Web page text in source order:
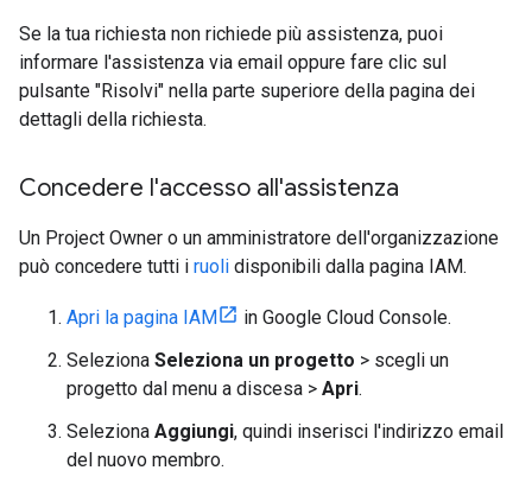
Se la tua richiesta non richiede più assistenza, puoi
informare l'assistenza via email oppure fare clic sul
pulsante "Risolvi" nella parte superiore della pagina dei
dettagli della richiesta.
Concedere l'accesso all'assistenza
Un Project Owner o un amministratore dell'organizzazione
può concedere tutti i ruoli disponibili dalla pagina IAM.
Apri la pagina IAM
in Google Cloud Console.
Seleziona Seleziona un progetto > scegli un
progetto dal menu a discesa > Apri.
Seleziona Aggiungi, quindi inserisci l'indirizzo email
del nuovo membro.